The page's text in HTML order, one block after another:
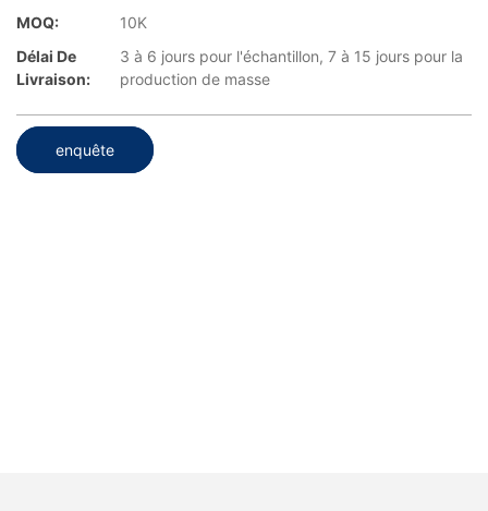
MOQ:
10K
Délai De
Livraison:
3 à 6 jours pour l'échantillon, 7 à 15 jours pour la
production de masse
enquête